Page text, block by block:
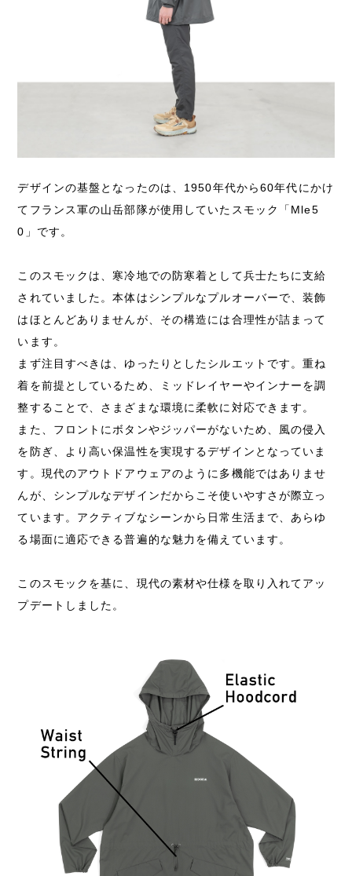
デザインの基盤となったのは、1950年代から60年代にかけ
てフランス軍の山岳部隊が使用していたスモック「Mle5
0」です。
このスモックは、寒冷地での防寒着として兵士たちに支給
されていました。本体はシンプルなプルオーバーで、装飾
はほとんどありませんが、その構造には合理性が詰まって
います。
まず注目すべきは、ゆったりとしたシルエットです。重ね
着を前提としているため、ミッドレイヤーやインナーを調
整することで、さまざまな環境に柔軟に対応できます。
また、フロントにボタンやジッパーがないため、風の侵入
を防ぎ、より高い保温性を実現するデザインとなっていま
す。現代のアウトドアウェアのように多機能ではありませ
んが、シンプルなデザインだからこそ使いやすさが際立っ
ています。アクティブなシーンから日常生活まで、あらゆ
る場面に適応できる普遍的な魅力を備えています。
このスモックを基に、現代の素材や仕様を取り入れてアッ
プデートしました。